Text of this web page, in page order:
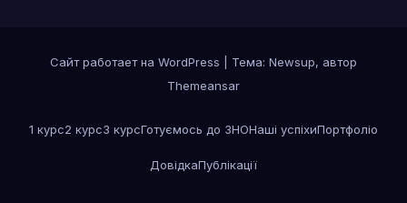
Сайт работает на WordPress Тема: Newsup, автор
Themeansar
1 курс2 курс3 курсГотуємось до ЗНОНаші успіхиПортфоліо
ДовідкаПублікації